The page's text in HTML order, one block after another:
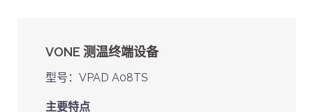
VONE 测温终端设备
型号：VPAD A08TS
主要特点